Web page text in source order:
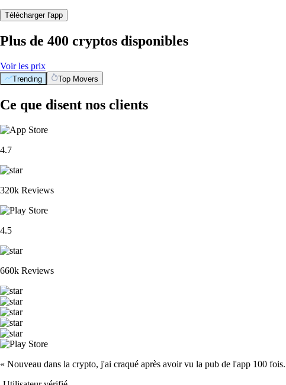
Télécharger l'app
Plus de 400 cryptos disponibles
Voir les prix
Trending Top Movers
Ce que disent nos clients
4.7
320k Reviews
4.5
660k Reviews
« Nouveau dans la crypto, j'ai craqué après avoir vu la pub de l'app 100